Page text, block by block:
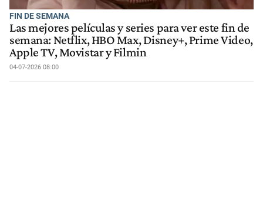
FIN DE SEMANA
Las mejores películas y series para ver este fin de
semana: Netflix, HBO Max, Disney+, Prime Video,
Apple TV, Movistar y Filmin
04-07-2026 08:00